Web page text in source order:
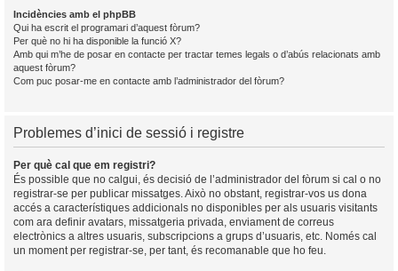
Incidències amb el phpBB
Qui ha escrit el programari d’aquest fòrum?
Per què no hi ha disponible la funció X?
Amb qui m’he de posar en contacte per tractar temes legals o d’abús relacionats amb
aquest fòrum?
Com puc posar-me en contacte amb l’administrador del fòrum?
Problemes d’inici de sessió i registre
Per què cal que em registri?
És possible que no calgui, és decisió de l’administrador del fòrum si cal o no
registrar-se per publicar missatges. Això no obstant, registrar-vos us dona
accés a característiques addicionals no disponibles per als usuaris visitants
com ara definir avatars, missatgeria privada, enviament de correus
electrònics a altres usuaris, subscripcions a grups d’usuaris, etc. Només cal
un moment per registrar-se, per tant, és recomanable que ho feu.